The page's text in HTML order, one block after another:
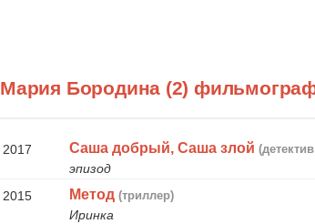
Мария Бородина (2)
2017 Саша добрый, Саша злой
эпизод
2015
Метод (триллер)
Иринка